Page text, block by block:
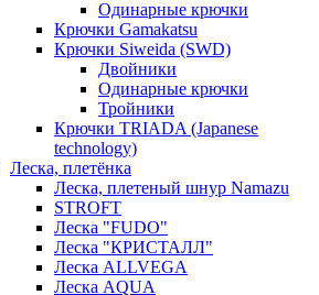
Одинарные крючки
Крючки Gamakatsu
Крючки Siweida (SWD)
Двойники
Одинарные крючки
Тройники
Крючки TRIADA (Japanese
technology)
Леска, плетёнка
Леска, плетеный шнур Namazu
STROFT
Леска "FUDO"
Леска "КРИСТАЛЛ"
Леска ALLVEGA
Леска AQUA